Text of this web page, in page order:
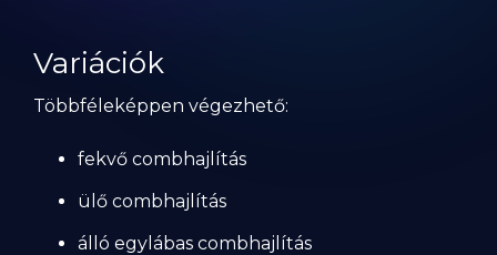
Variációk
Többféleképpen végezhető:
fekvő combhajlítás
ülő combhajlítás
álló egylábas combhajlítás